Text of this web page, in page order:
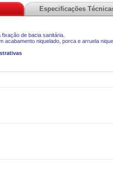
Especificações
de bacia sanitária.
acabamento niquelado, porca e arruela